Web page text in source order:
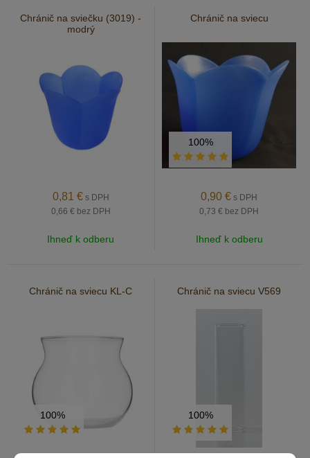
Chránič na sviečku (3019) -
modrý
0,81 € s DPH
0,66 € bez DPH
Ihneď k odberu
Chránič na sviecu
100%
0,90 € s DPH
0,73 € bez DPH
Ihneď k odberu
Chránič na sviecu KL-C
100%
Chránič na sviecu V569
100%